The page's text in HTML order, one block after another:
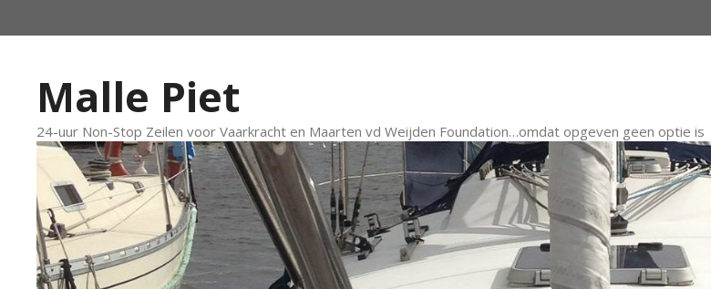
naar
inhoudMalle Piet
24-uur Non-Stop Zeilen voor Vaarkracht en Maarten vd Weijden Foundation…omdat opgeven geen optie is